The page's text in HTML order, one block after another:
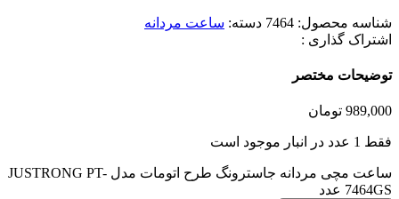
شناسه محصول: 7464 دسته: ساعت مردانه
اشتراک گذاری :
توضیحات مختصر
989,000 تومان
فقط 1 عدد در انبار موجود است
ساعت مچی مردانه جاسترونگ طرح اتومات مدل JUSTRONG PT-
7464GS عدد